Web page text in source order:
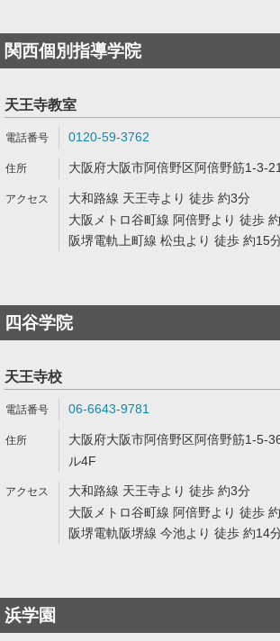
関西個別指導学院
天王寺教室
0120-59-3762
大阪府大阪市阿倍野区阿倍野筋1-3-
大和路線 天王寺より 徒歩 約3分
大阪メトロ谷町線 阿倍野より 徒歩
阪堺電軌上町線 松虫より 徒歩 約15
四谷学院
天王寺校
06-6643-9781
大阪府大阪市阿倍野区阿倍野筋1-5-
ル4F
大和路線 天王寺より 徒歩 約3分
大阪メトロ谷町線 阿倍野より 徒歩
阪堺電軌阪堺線 今池より 徒歩 約14
浜学園